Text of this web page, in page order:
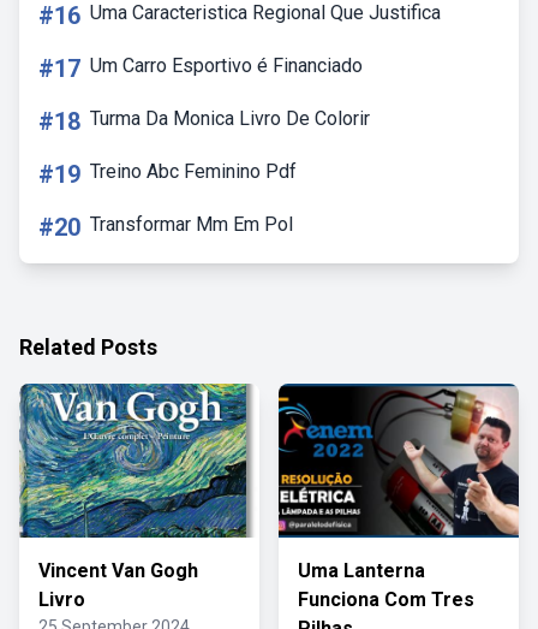
#16 Uma Caracteristica Regional Que Justifica
#17 Um Carro Esportivo é Financiado
#18 Turma Da Monica Livro De Colorir
#19 Treino Abc Feminino Pdf
#20 Transformar Mm Em Pol
Related Posts
Vincent Van Gogh
Livro
Uma Lanterna
Funciona Com Tres